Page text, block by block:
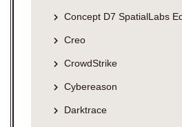
Concept D7 SpatialLabs
Creo
CrowdStrike
Cybereason
Darktrace